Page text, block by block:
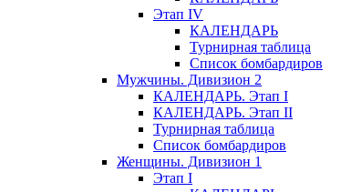
Этап IV
КАЛЕНДАРЬ
Турнирная таблица
Список бомбардиров
Мужчины. Дивизион 2
КАЛЕНДАРЬ. Этап I
КАЛЕНДАРЬ. Этап II
Турнирная таблица
Список бомбардиров
Женщины. Дивизион 1
Этап I